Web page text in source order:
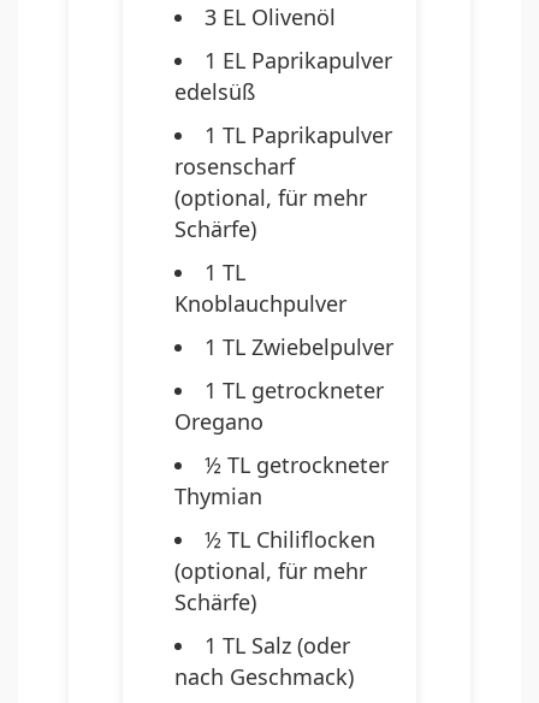
3 EL Olivenöl
1 EL Paprikapulver
edelsüß
1 TL Paprikapulver
rosenscharf
(optional, für mehr
Schärfe)
1 TL
Knoblauchpulver
1 TL Zwiebelpulver
1 TL getrockneter
Oregano
½ TL getrockneter
Thymian
½ TL Chiliflocken
(optional, für mehr
Schärfe)
1 TL Salz (oder
nach Geschmack)